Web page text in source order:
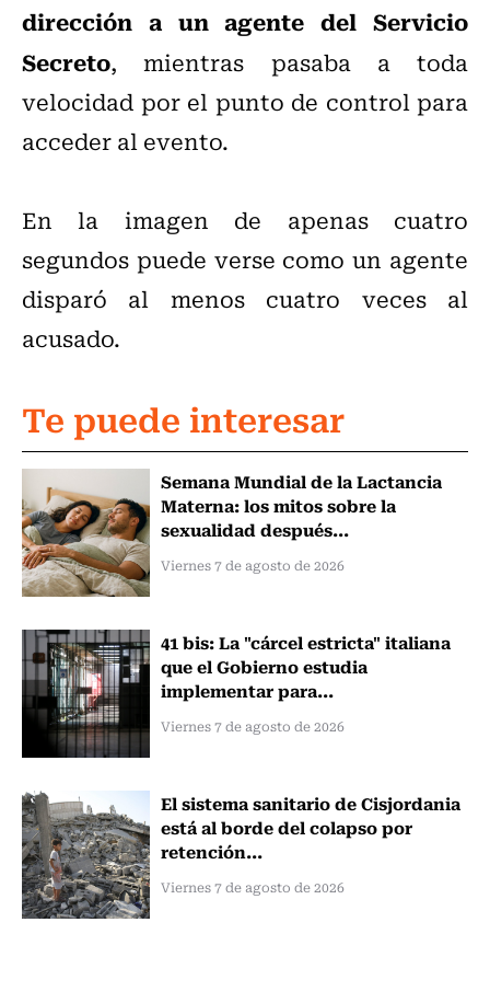
dirección a un agente del Servicio
Secreto, mientras pasaba a toda
velocidad por el punto de control para
acceder al evento.
En la imagen de apenas cuatro
segundos puede verse como un agente
disparó al menos cuatro veces al
acusado.
Te puede interesar
Semana Mundial de la Lactancia
Materna: los mitos sobre la
sexualidad después...
Viernes 7 de agosto de 2026
41 bis: La "cárcel estricta" italiana
que el Gobierno estudia
implementar para...
Viernes 7 de agosto de 2026
El sistema sanitario de Cisjordania
está al borde del colapso por
retención...
Viernes 7 de agosto de 2026